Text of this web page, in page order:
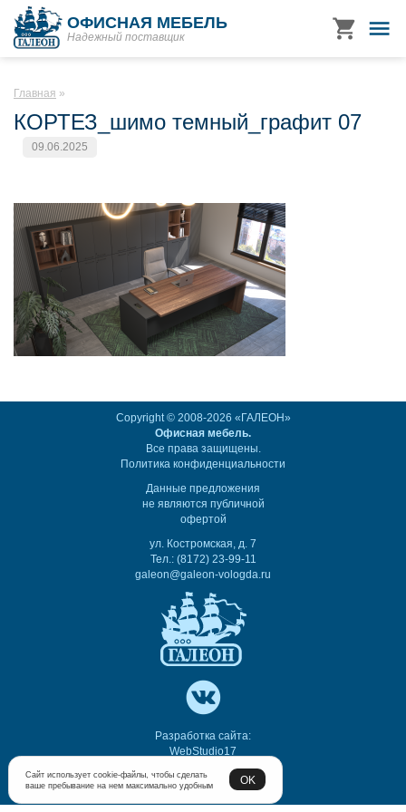
ОФИСНАЯ МЕБЕЛЬ
Надежный поставщик
Главная
КОРТЕЗ_шимо темный_графит 07
09.06.2025
Copyright © 2008-2026 «ГАЛЕОН»
Офисная мебель.
Все права защищены.
Политика конфиденциальности
Данные предложения
не являются публичной
офертой
ул. Костромская, д. 7
Тел.: (8172) 23-99-11
galeon@galeon-vologda.ru
Разработка сайта:
WebStudio17
Сайт использует cookie-файлы, чтобы сделать
ваше пребывание на нем максимально удобным
OK